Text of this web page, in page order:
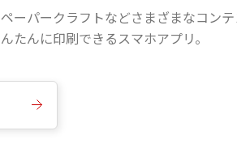
ペーパークラフトなどさまざまなコン
んたんに印刷できるスマホアプリ。